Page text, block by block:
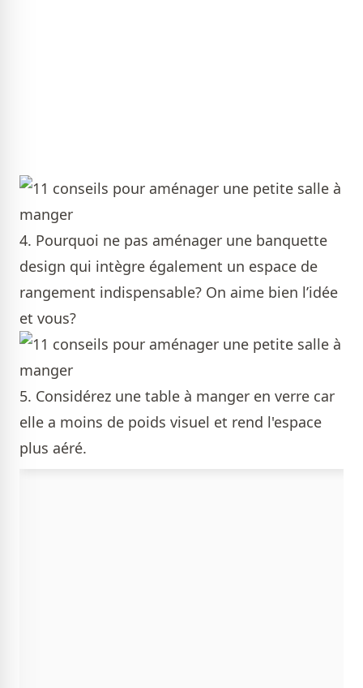
4. Pourquoi ne pas aménager une banquette
design qui intègre également un espace de
rangement indispensable? On aime bien l’idée
et vous?
5. Considérez une table à manger en verre car
elle a moins de poids visuel et rend l'espace
plus aéré.